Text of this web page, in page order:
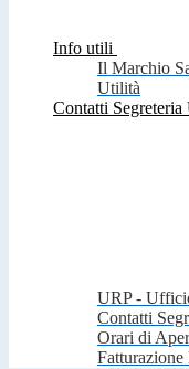
Info utili
Il Marchio
Utilità
Contatti Segreteria
URP -
Contatti
Orari di
Fatturazione